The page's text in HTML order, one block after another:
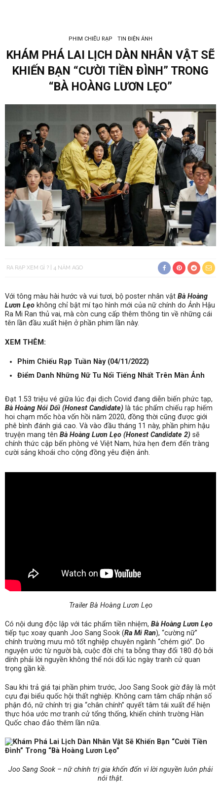
PHIM CHIẾU RẠP TIN ĐIỆN ẢNH
KHÁM PHÁ LAI LỊCH DÀN NHÂN VẬT SẼ
KHIẾN BẠN “CƯỜI TIỀN ĐÌNH” TRONG
“BÀ HOÀNG LƯƠN LẸO”
RA RẠP XEM GÌ ? 4 NĂM AGO
Với tông màu hài hước và vui tươi, bộ poster nhân vật Bà Hoàng
Lươn Lẹo không chỉ bật mí tạo hình mới của nữ chính do Ảnh Hậu
Ra Mi Ran thủ vai, mà còn cung cấp thêm thông tin về những cái
tên lần đầu xuất hiện ở phần phim lần này.
XEM THÊM:
Phim Chiếu Rạp Tuần Này (04/11/2022)
Điểm Danh Những Nữ Tu Nổi Tiếng Nhất Trên Màn Ảnh
Đạt 1.53 triệu vé giữa lúc đại dịch Covid đang diễn biến phức tạp,
Bà Hoàng Nói Dối (Honest Candidate) là tác phẩm chiếu rạp hiếm
hoi chạm mốc hòa vốn hồi năm 2020, đồng thời cũng được giới
phê bình đánh giá cao. Và vào đầu tháng 11 này, phần phim hậu
truyện mang tên Bà Hoàng Lươn Lẹo (Honest Candidate 2) sẽ
chính thức cập bến phòng vé Việt Nam, hứa hẹn đem đến tràng
cười sảng khoái cho cộng đồng yêu điện ảnh.
Trailer Bà Hoàng Lươn Lẹo
Có nội dung độc lập với tác phẩm tiền nhiệm, Bà Hoàng Lươn Lẹo
tiếp tục xoay quanh Joo Sang Sook (Ra Mi Ran), “cường nữ”
chính trường mưu mô tốt nghiệp chuyên ngành “chém gió”. Do
nguyện ước từ người bà, cuộc đời chị ta bỗng thay đổi 180 độ bởi
dính phải lời nguyền không thể nói dối lúc ngày tranh cử quan
trọng gần kề.
Sau khi trả giá tại phần phim trước, Joo Sang Sook giờ đây là một
cựu đại biểu quốc hội thất nghiệp. Không cam tâm chấp nhận số
phận đó, nữ chính trị gia “chân chính” quyết tâm tái xuất để hiện
thực hóa ước mơ tranh cử tổng thống, khiến chính trường Hàn
Quốc chao đảo thêm lần nữa.
Joo Sang Sook – nữ chính trị gia khốn đốn vì lời nguyền luôn phải
nói thật.